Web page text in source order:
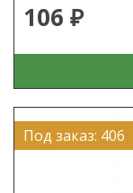
106 ₽
Под заказ: 406